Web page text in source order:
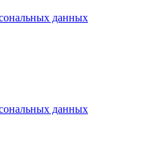
данных
данных